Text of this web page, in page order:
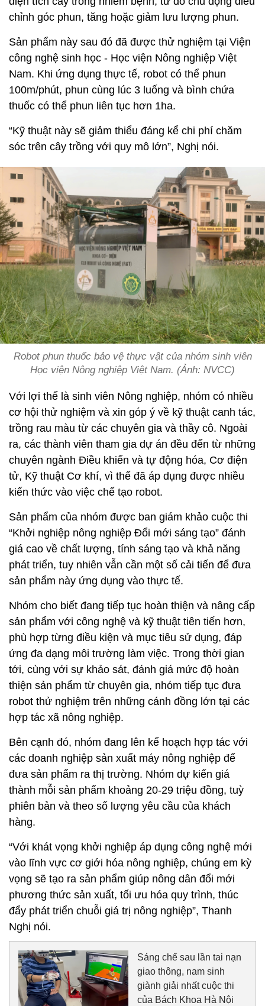
chỉnh góc phun, tăng hoặc giảm lưu lượng phun.
Sản phẩm này sau đó đã được thử nghiệm tại Viện
công nghệ sinh học - Học viện Nông nghiệp Việt
Nam. Khi ứng dụng thực tế, robot có thể phun
100m/phút, phun cùng lúc 3 luống và bình chứa
thuốc có thể phun liên tục hơn 1ha.
“Kỹ thuật này sẽ giảm thiểu đáng kể chi phí chăm
sóc trên cây trồng với quy mô lớn”, Nghị nói.
Robot phun thuốc bảo vệ thực vật của nhóm sinh viên
Học viện Nông nghiệp Việt Nam. (Ảnh: NVCC)
Với lợi thế là sinh viên Nông nghiệp, nhóm có nhiều
cơ hội thử nghiệm và xin góp ý về kỹ thuật canh tác,
trồng rau màu từ các chuyên gia và thầy cô. Ngoài
ra, các thành viên tham gia dự án đều đến từ những
chuyên ngành Điều khiển và tự động hóa, Cơ điện
tử, Kỹ thuật Cơ khí, vì thế đã áp dụng được nhiều
kiến thức vào việc chế tạo robot.
Sản phẩm của nhóm được ban giám khảo cuộc thi
“Khởi nghiệp nông nghiệp Đổi mới sáng tạo” đánh
giá cao về chất lượng, tính sáng tạo và khả năng
phát triển, tuy nhiên vẫn cần một số cải tiến để đưa
sản phẩm này ứng dụng vào thực tế.
Nhóm cho biết đang tiếp tục hoàn thiện và nâng cấp
sản phẩm với công nghệ và kỹ thuật tiên tiến hơn,
phù hợp từng điều kiện và mục tiêu sử dụng, đáp
ứng đa dạng môi trường làm việc. Trong thời gian
tới, cùng với sự khảo sát, đánh giá mức độ hoàn
thiện sản phẩm từ chuyên gia, nhóm tiếp tục đưa
robot thử nghiệm trên những cánh đồng lớn tại các
hợp tác xã nông nghiệp.
Bên cạnh đó, nhóm đang lên kế hoạch hợp tác với
các doanh nghiệp sản xuất máy nông nghiệp để
đưa sản phẩm ra thị trường. Nhóm dự kiến giá
thành mỗi sản phẩm khoảng 20-29 triệu đồng, tuỳ
phiên bản và theo số lượng yêu cầu của khách
hàng.
“Với khát vọng khởi nghiệp áp dụng công nghệ mới
vào lĩnh vực cơ giới hóa nông nghiệp, chúng em kỳ
vọng sẽ tạo ra sản phẩm giúp nông dân đổi mới
phương thức sản xuất, tối ưu hóa quy trình, thúc
đẩy phát triển chuỗi giá trị nông nghiệp”, Thanh
Nghị nói.
Sáng chế sau lần tai nạn
giao thông, nam sinh
giành giải nhất cuộc thi
của Bách Khoa Hà Nội